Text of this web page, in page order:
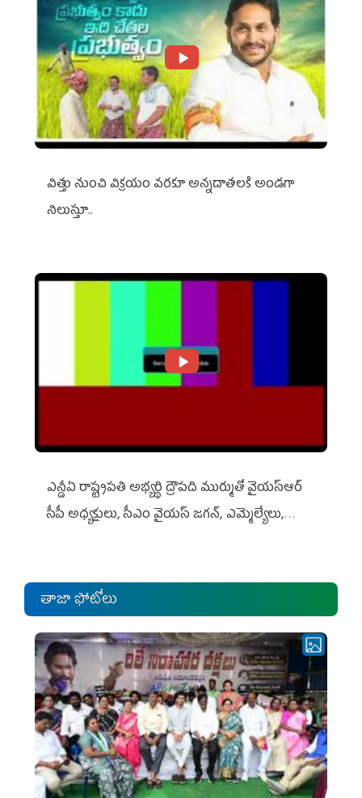
విత్తు నుంచి విక్రయం వరకూ అన్నదాతలకి అండగా
నిలుస్తూ..
ఎన్డీఏ రాష్ట్ర‌ప‌తి అభ్య‌ర్థి ద్రౌప‌ది ముర్ముతో వైయ‌స్ఆర్
సీపీ అధ్య‌క్షులు, సీఎం వైయ‌స్ జ‌గ‌న్, ఎమ్మెల్యేలు,
తాజా ఫోటోలు